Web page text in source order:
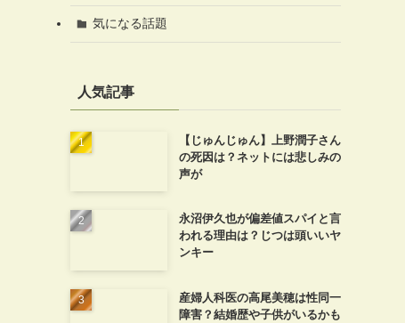
気になる話題
人気記事
【じゅんじゅん】上野潤子さん
の死因は？ネットには悲しみの
声が
永沼伊久也が偏差値スパイと言
われる理由は？じつは頭いいヤ
ンキー
産婦人科医の高尾美穂は性同一
障害？結婚歴や子供がいるかも